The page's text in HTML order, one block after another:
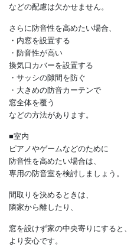
■窓
音の出入りが多い場所です。
そのため、
・交通量が多い道路に面した窓を
小さくする
・複層ガラスなど防音性の高い窓
を設置する
などの配慮は欠かせません。
さらに防音性を高めたい場合、
・内窓を設置する
・防音性が高い
・サッシの隙間を防ぐ
・大きめの防音カーテンで
などの方法があります。